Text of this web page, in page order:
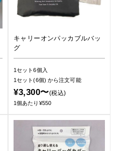
キャリーオンパッカブルバッ
グ
1セット6個入
1セット(6個) から注文可能
¥3,300〜(税込)
1個あたり¥550